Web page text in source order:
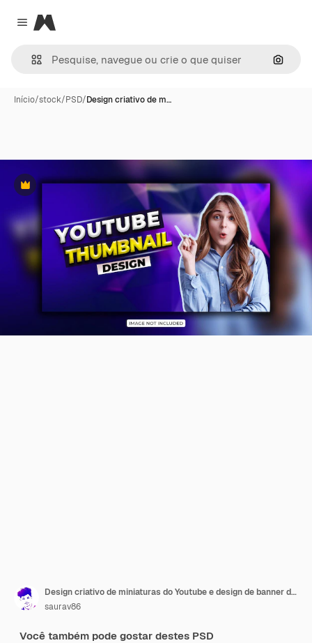
Close menu
Magnific
Início/stock/PSD/Design criativo de m…
Premium
Design criativo de miniaturas do Youtube e design de banner da web
saurav86
Você também pode gostar destes PSD